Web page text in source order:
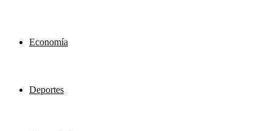
Economía
Deportes